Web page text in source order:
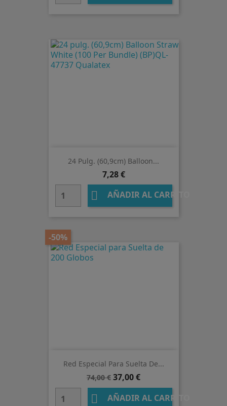
24 Pulg. (60,9cm) Balloon...
Precio
7,28 €
 AÑADIR AL CARRITO
Red Especial Para Suelta De...
Precio
base
74,00 €
-50%
Precio
37,00 €
 AÑADIR AL CARRITO